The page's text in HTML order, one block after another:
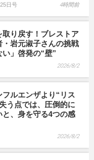
日号 4時間前
り戻す！ブレストア
岩元淑子さんの挑戦
」啓発の“壁”
2026/8/2
フルエンザより“リス
う点では、圧倒的に
、身を守る4つの感
2026/8/2